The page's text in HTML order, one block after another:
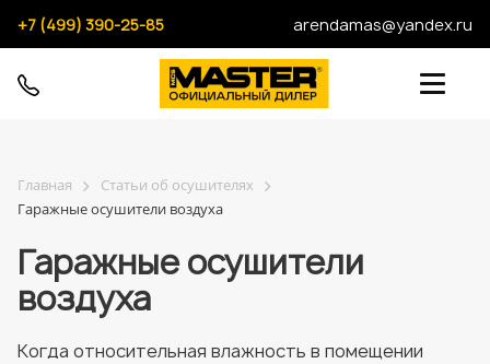
+7 (499) 390-25-85 arendamas@yandex.ru
Главная
Статьи об осушителях
Гаражные осушители воздуха
Гаражные осушители
воздуха
Когда относительная влажность в помещении